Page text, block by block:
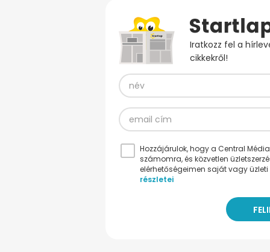
Iratkozz fel a
cikkekről!
Hozzájárulok, hogy a Central
számomra, és közvetlen
elérhetőségeimen saját vagy
részletei